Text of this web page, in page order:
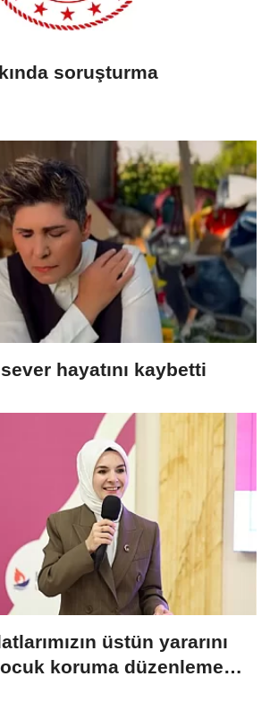
soruşturma
hayatını kaybetti
üstün yararını
koruma düzenlemesi